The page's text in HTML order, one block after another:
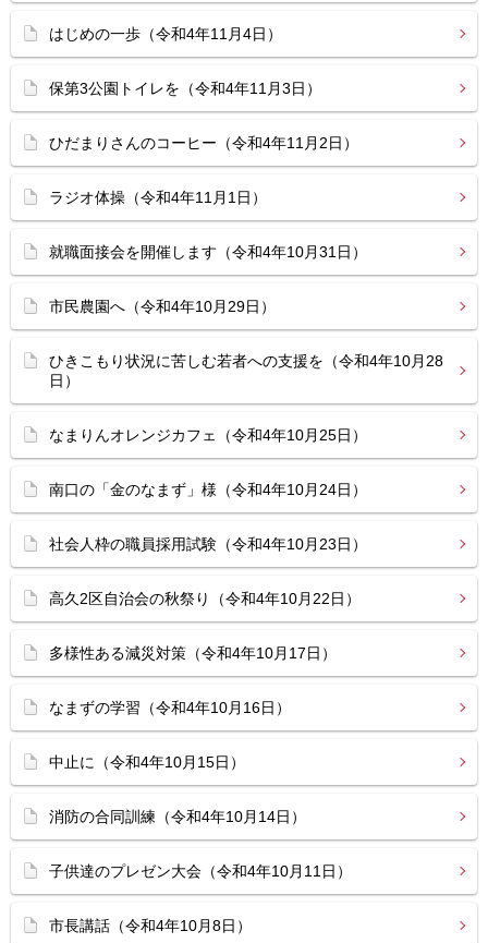
はじめの一歩（令和4年11月4日）
保第3公園トイレを（令和4年11月3日）
ひだまりさんのコーヒー（令和4年11月2日）
ラジオ体操（令和4年11月1日）
就職面接会を開催します（令和4年10月31日）
市民農園へ（令和4年10月29日）
ひきこもり状況に苦しむ若者への支援を（令和4年10月28
日）
なまりんオレンジカフェ（令和4年10月25日）
南口の「金のなまず」様（令和4年10月24日）
社会人枠の職員採用試験（令和4年10月23日）
高久2区自治会の秋祭り（令和4年10月22日）
多様性ある減災対策（令和4年10月17日）
なまずの学習（令和4年10月16日）
中止に（令和4年10月15日）
消防の合同訓練（令和4年10月14日）
子供達のプレゼン大会（令和4年10月11日）
市長講話（令和4年10月8日）